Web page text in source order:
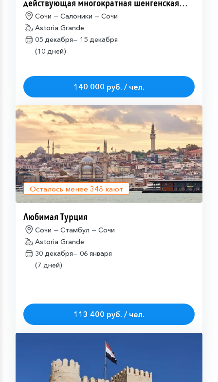
действующая многократная шенгенская
виза)Сочи — Салоники — Сочи
Astoria Grande
05 декабря— 15 декабря
(10 дней)
140 000 руб. / чел.
Осталось менее 348 кают
Любимая Турция
Сочи — Стамбул — Сочи
Astoria Grande
30 декабря— 06 января
(7 дней)
113 400 руб. / чел.